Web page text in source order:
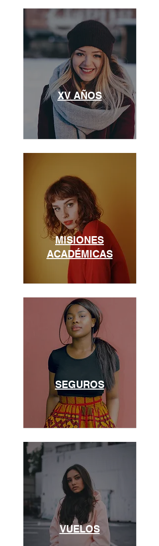
XV AÑOS
MISIONES
ACADÉMICAS
SEGUROS
VUELOS